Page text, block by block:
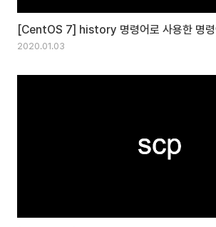
[CentOS 7] history 명령어로 사용한 명령
2020.01.03